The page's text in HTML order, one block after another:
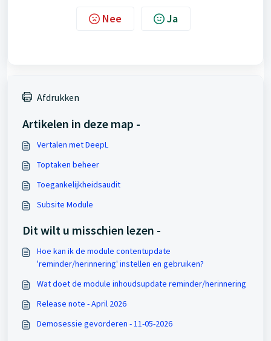
Nee Ja
Afdrukken
Artikelen in deze map -
Vertalen met DeepL
Toptaken beheer
Toegankelijkheidsaudit
Subsite Module
Dit wilt u misschien lezen -
Hoe kan ik de module contentupdate
'reminder/herinnering' instellen en gebruiken?
Wat doet de module inhoudsupdate reminder/herinnering
Release note - April 2026
Demosessie gevorderen - 11-05-2026